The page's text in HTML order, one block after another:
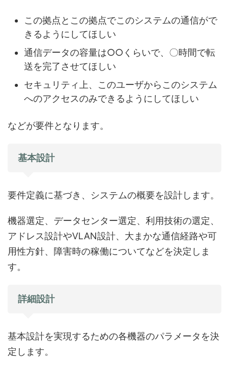
この拠点とこの拠点でこのシステムの通信がで
きるようにしてほしい
通信データの容量は○○くらいで、〇時間で転
送を完了させてほしい
セキュリティ上、このユーザからこのシステム
へのアクセスのみできるようにしてほしい
などが要件となります。
基本設計
要件定義に基づき、システムの概要を設計します。
機器選定、データセンター選定、利用技術の選定、
アドレス設計やVLAN設計、大まかな通信経路や可
用性方針、障害時の稼働についてなどを決定しま
す。
詳細設計
基本設計を実現するための各機器のパラメータを決
定します。